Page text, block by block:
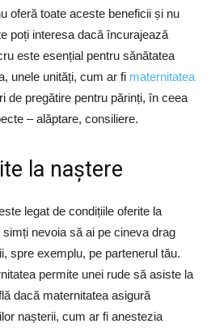
oferă toate aceste beneficii și nu
poți interesa dacă încurajează
este esențial pentru sănătatea
unele unități, cum ar fi maternitatea
de pregătire pentru părinți, în ceea
– alăptare, consiliere.
la naștere
legat de condițiile oferite la
nevoia să ai pe cineva drag
spre exemplu, pe partenerul tău.
permite unei rude să asiste la
dacă maternitatea asigură
nașterii, cum ar fi anestezia